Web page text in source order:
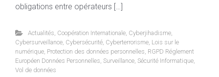
obligations entre opérateurs […]
Actualités Coopération Internationale, Cyberjihadisme,
Cybersurveillance Cybersécurité Cyberterrorisme Lois sur le
numérique Protection des données personnelles RGPD Réglement
Européen Données Personnelles Surveillance Sécurité Informatique
Vol de données